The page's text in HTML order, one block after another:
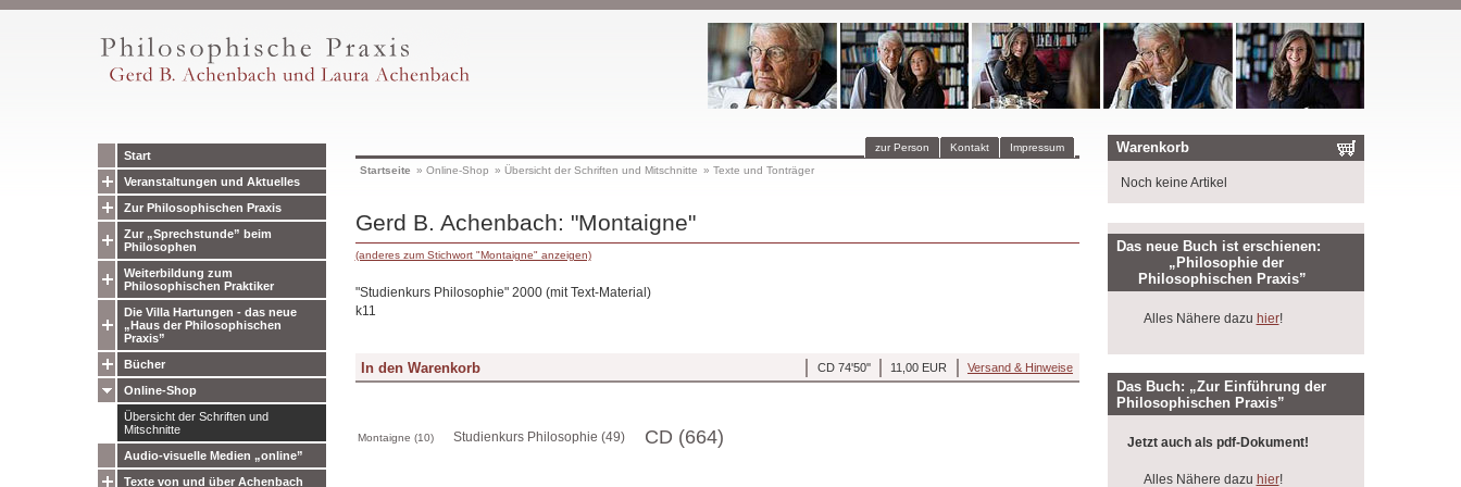
Start
Veranstaltungen und Aktuelles
Zur Philosophischen Praxis
Zur „Sprechstunde” beim
Philosophen
Weiterbildung zum
Philosophischen Praktiker
Die Villa Hartungen - das neue
„Haus der Philosophischen
Praxis”
Bücher
Online-Shop
Übersicht der Schriften und
Mitschnitte
Audio-visuelle Medien „online”
Texte von und über Achenbach
Impressum
Kontakt
zur Person
Startseite » Online-Shop » Übersicht der Schriften und Mitschnitte » Texte und Tonträger
Gerd B. Achenbach: "Montaigne"
(anderes zum Stichwort "Montaigne" anzeigen)
"Studienkurs Philosophie" 2000 (mit Text-Material)
k11
Versand & Hinweise
11,00 EUR
CD 74'50''
Montaigne (10) Studienkurs Philosophie (49) CD (664)
Warenkorb
Noch keine Artikel
Das neue Buch ist erschienen:
„Philosophie der
Philosophischen Praxis”
Alles Nähere dazu hier!
Das Buch: „Zur Einführung der
Philosophischen Praxis”
Jetzt auch als pdf-Dokument!
Alles Nähere dazu hier!